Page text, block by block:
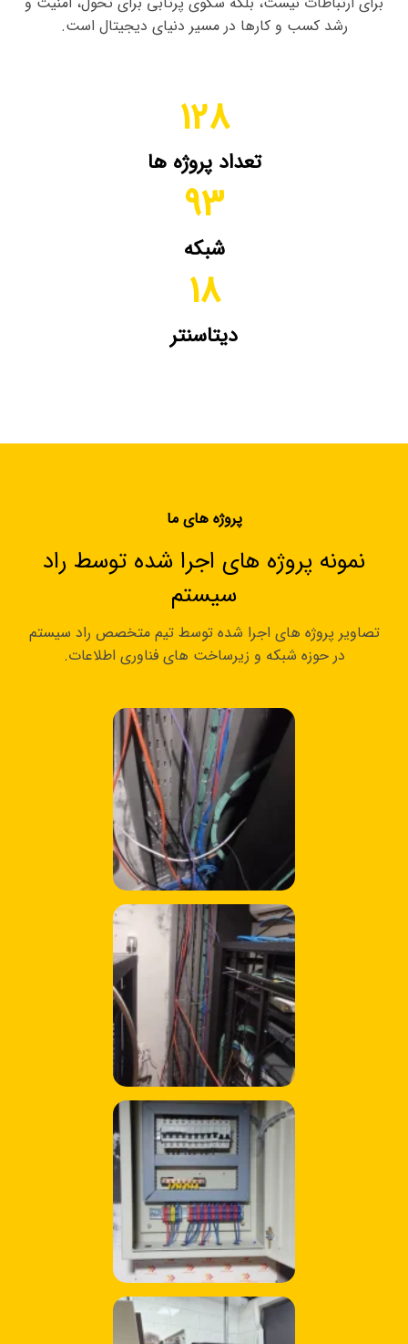
رشد کسب‌ و کارها در مسیر دنیای دیجیتال است.
تعداد پروژه ها
128
شبکه
93
دیتاسنتر
18
پروژه های ما
نمونه پروژه‌ های اجرا شده توسط راد
سیستم
تصاویر پروژه‌ های اجرا شده توسط تیم متخصص راد سیستم
در حوزه شبکه و زیرساخت‌ های فناوری اطلاعات.